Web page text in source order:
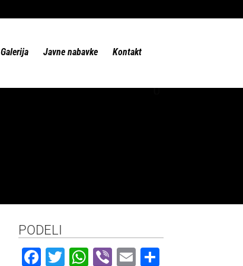
Galerija Javne nabavke Kontakt
PODELI
F T W Vi E